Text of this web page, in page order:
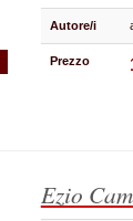
Autore/i
Prezzo
Ezio